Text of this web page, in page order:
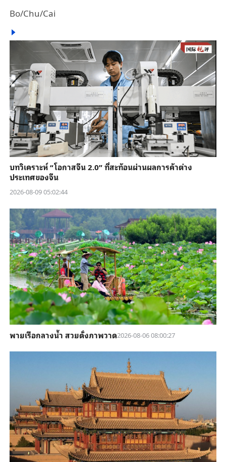
Bo/Chu/Cai
บทวิเคราะห์ “โอกาสจีน 2.0” ที่สะท้อนผ่านผลการค้าต่าง
ประเทศของจีน
2026-08-09 05:02:44
พายเรือกลางน้ำ สวยดั่งภาพวาด2026-08-06 08:00:27